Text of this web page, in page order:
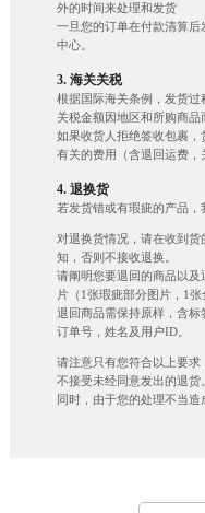
外的时间来处理和发货
一旦您的订单在付款清算
中心。
3. 海关关税
根据国际海关条例，发货过
关税金额因地区和所购商品
如果收货人拒绝签收包裹
有关的费用（含退回运费，
4. 退换货
若发货错或有瑕疵的产品，
对退换货情况，请在收到
知，否则不接收退换。
请阐明您要退回的商品以及
片（1张瑕疵部分图片，1张
退回商品需保持原样，含
订单号，姓名及用户ID。
请注意只有您符合以上要
不接受未经同意发出的退货。
同时，由于您的处理不当造